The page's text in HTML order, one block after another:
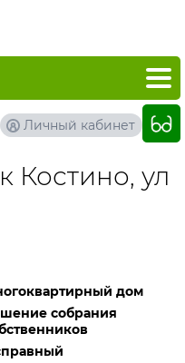
Личный кабинет
Костино, ул
дом
собрания